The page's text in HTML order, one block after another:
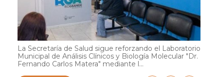
La Secretaría de Salud sigue reforzando el Laboratorio
Municipal de Análisis Clínicos y Biología Molecular "Dr.
Fernando Carlos Matera" mediante l...